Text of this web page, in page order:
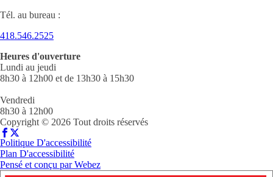
Tél. au bureau :
418.546.2525
Heures d'ouverture
Lundi au jeudi
8h30 à 12h00 et de 13h30 à 15h30
Vendredi
8h30 à 12h00
Copyright © 2026 Tout droits réservés
Politique D'accessibilité
Plan D'accessibilité
Pensé et conçu parWebez